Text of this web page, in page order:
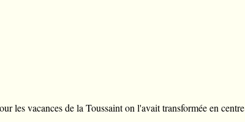
les vacances de la Toussaint on l'avait transformée en centre